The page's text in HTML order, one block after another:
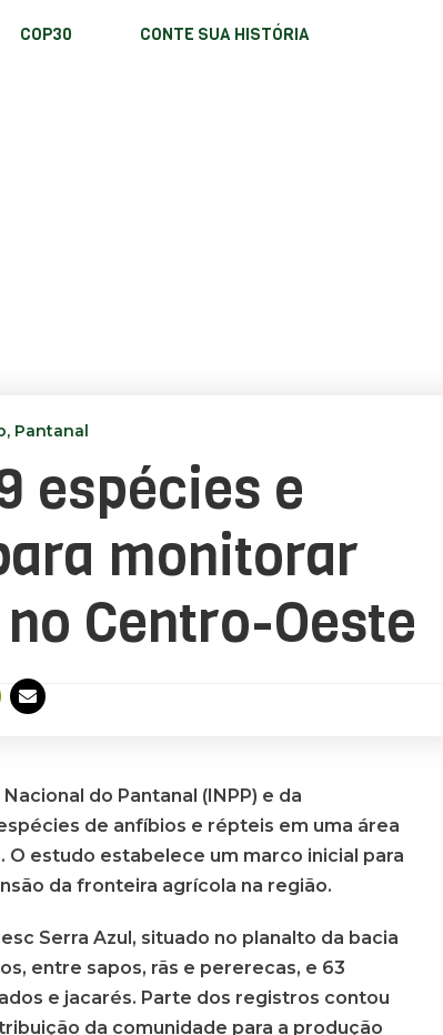
COP30 CONTE SUA HISTÓRIA
, Pantanal
espécies e
monitorar
Centro-Oeste
do Pantanal (INPP) e da
de anfíbios e répteis em uma área
O estudo estabelece um marco inicial para
da fronteira agrícola na região.
Serra Azul, situado no planalto da bacia
entre sapos, rãs e pererecas, e 63
e jacarés. Parte dos registros contou
da comunidade para a produção